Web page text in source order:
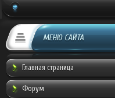
МЕНЮ САЙТА
Главная страница
Форум